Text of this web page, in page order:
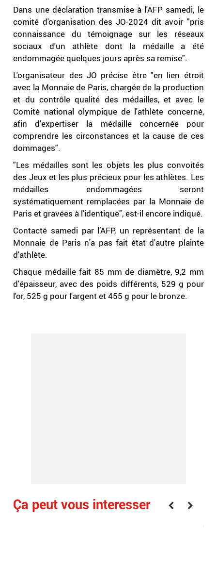
Dans une déclaration transmise à l'AFP samedi, le
comité d'organisation des JO-2024 dit avoir "pris
connaissance du témoignage sur les réseaux
sociaux d'un athlète dont la médaille a été
endommagée quelques jours après sa remise".
L'organisateur des JO précise être "en lien étroit
avec la Monnaie de Paris, chargée de la production
et du contrôle qualité des médailles, et avec le
Comité national olympique de l'athlète concerné,
afin d'expertiser la médaille concernée pour
comprendre les circonstances et la cause de ces
dommages".
"Les médailles sont les objets les plus convoités
des Jeux et les plus précieux pour les athlètes. Les
médailles endommagées seront
systématiquement remplacées par la Monnaie de
Paris et gravées à l’identique", est-il encore indiqué.
Contacté samedi par l’AFP, un représentant de la
Monnaie de Paris n'a pas fait état d'autre plainte
d'athlète.
Chaque médaille fait 85 mm de diamètre, 9,2 mm
d'épaisseur, avec des poids différents, 529 g pour
l'or, 525 g pour l'argent et 455 g pour le bronze.
Ça peut vous interesser